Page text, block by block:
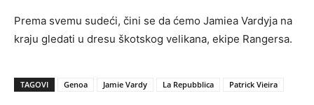
Prema svemu sudeći, čini se da ćemo Jamiea Vardyja na
kraju gledati u dresu škotskog velikana, ekipe Rangersa.
TAGOVI Genoa Jamie Vardy La Repubblica Patrick Vieira